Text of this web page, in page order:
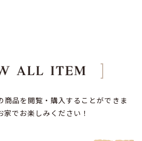
商品を閲覧・購入することができま
家でお楽しみください！